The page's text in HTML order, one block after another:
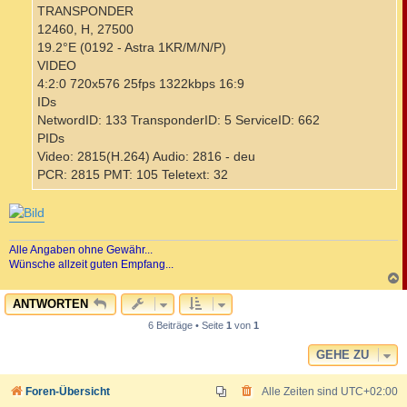
TRANSPONDER
12460, H, 27500
19.2°E (0192 - Astra 1KR/M/N/P)
VIDEO
4:2:0 720x576 25fps 1322kbps 16:9
IDs
NetwordID: 133 TransponderID: 5 ServiceID: 662
PIDs
Video: 2815(H.264) Audio: 2816 - deu
PCR: 2815 PMT: 105 Teletext: 32
Alle Angaben ohne Gewähr...
Wünsche allzeit guten Empfang...
a
ANTWORTEN
6 Beiträge • Seite 1 von 1
GEHE ZU
Foren-Übersicht Alle Zeiten sind UTC+02:00